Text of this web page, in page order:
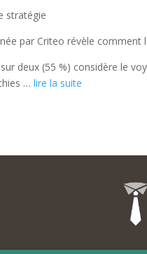
stratégie
par Criteo révèle
deux (55 %) considère le
… lire la suite